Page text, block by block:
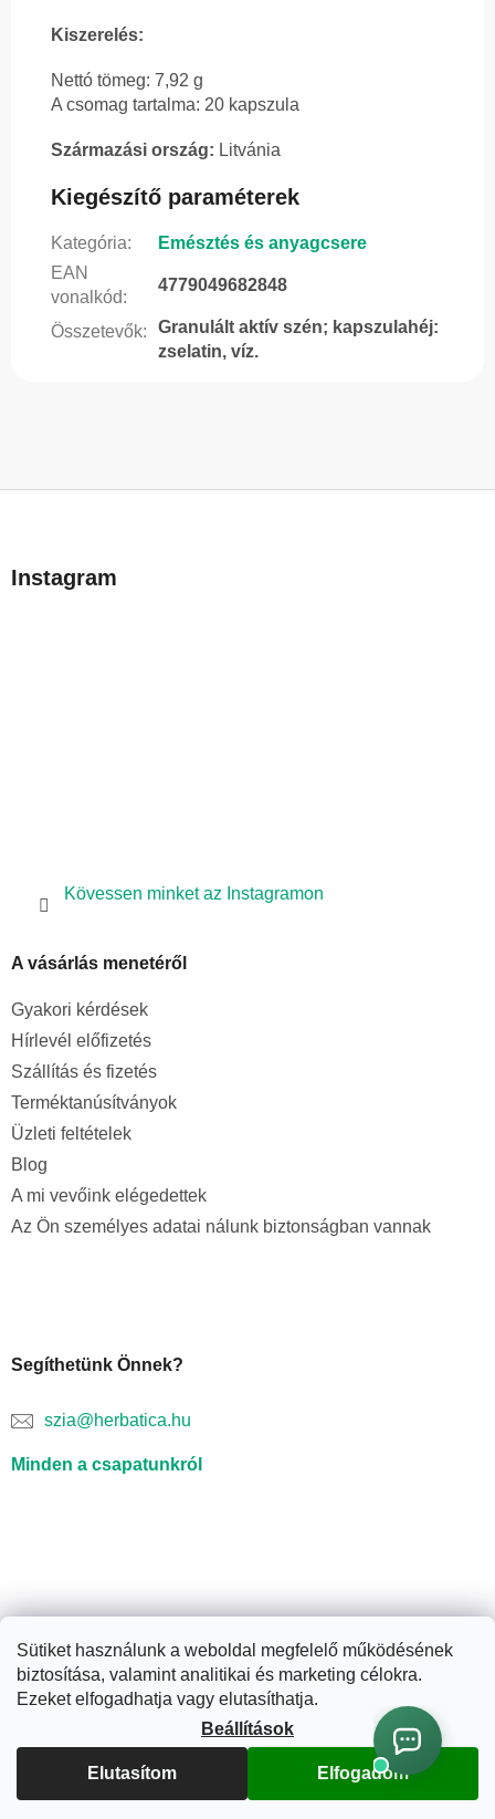
Sütiket használunk a weboldal megfelelő működésének
biztosítása, valamint analitikai és marketing célokra.
Ezeket elfogadhatja vagy elutasíthatja.
Beállítások
Elutasítom Elfogadom
Kiszerelés:
Nettó tömeg: 7,92 g
A csomag tartalma: 20 kapszula
Származási ország: Litvánia
Kiegészítő paraméterek
Kategória:
Emésztés és anyagcsere
EAN
vonalkód:
4779049682848
Összetevők:
Granulált aktív szén; kapszulahéj:
zselatin, víz.
Instagram
Kövessen minket az Instagramon
A vásárlás menetéről
Gyakori kérdések
Hírlevél előfizetés
Szállítás és fizetés
Terméktanúsítványok
Üzleti feltételek
Blog
A mi vevőink elégedettek
Az Ön személyes adatai nálunk biztonságban vannak
Segíthetünk Önnek?
szia@herbatica.hu
Minden a csapatunkról
Shoptet készítette
Copyright 2026Herbatica.hu. Minden jog fenntartva.Süti
beállítások szerkesztése